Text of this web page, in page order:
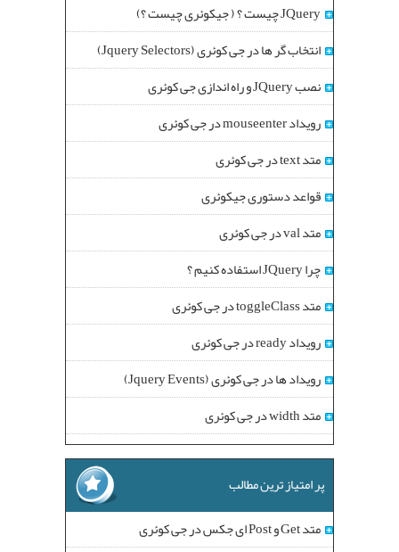
JQuery چیست ؟ ( جیکوئری چیست ؟)
انتخاب گر ها در جی کوئری (Jquery Selectors)
نصب JQuery و راه اندازی جی کوئری
رویداد mouseenter در جی کوئری
متد text در جی کوئری
قواعد دستوری جیکوئری
متد val در جی کوئری
چرا JQuery استفاده کنیم ؟
متد toggleClass در جی کوئری
رویداد ready در جی کوئری
رویداد ها در جی کوئری (Jquery Events)
متد width در جی کوئری
پر امتیاز ترین مطالب
متد Get و Post ای جکس در جی کوئری